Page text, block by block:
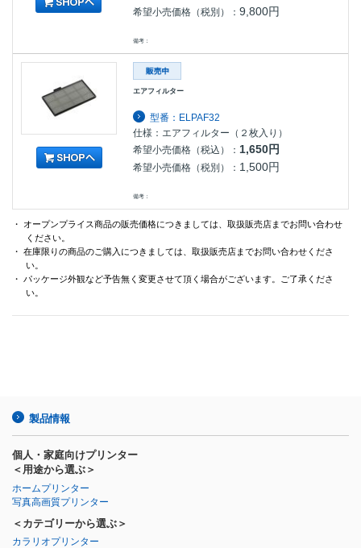
希望小売価格（税別）： 9,800円
備考：
エアフィルター
型番：ELPAF32
仕様：エアフィルター（２枚入り）
希望小売価格（税込）： 1,650円
希望小売価格（税別）： 1,500円
備考：
・ オープンプライス商品の販売価格につきましては、取扱販売店までお問い合わせ
ください。
・ 在庫限りの商品のご購入につきましては、取扱販売店までお問い合わせくださ
い。
・ パッケージ外観など予告無く変更させて頂く場合がございます。ご了承くださ
い。
製品情報
個人・家庭向けプリンター
＜用途から選ぶ＞
ホームプリンター
写真高画質プリンター
＜カテゴリーから選ぶ＞
カラリオプリンター